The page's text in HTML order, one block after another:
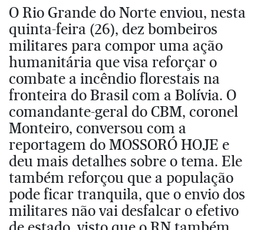
O Rio Grande do Norte enviou, nesta
quinta-feira (26), dez bombeiros
militares para compor uma ação
humanitária que visa reforçar o
combate a incêndio florestais na
fronteira do Brasil com a Bolívia. O
comandante-geral do CBM, coronel
Monteiro, conversou com a
reportagem do MOSSORÓ HOJE e
deu mais detalhes sobre o tema. Ele
também reforçou que a população
pode ficar tranquila, que o envio dos
militares não vai desfalcar o efetivo